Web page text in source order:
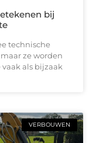
bij
technische
ze worden
als bijzaak
VERBOUWEN